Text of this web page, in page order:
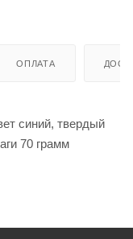
ОПЛАТА
синий, твердый
70 грамм